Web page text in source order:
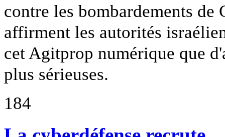
contre les bombardements de
affirment les autorités
cet Agitprop numérique que
plus sérieuses.
184